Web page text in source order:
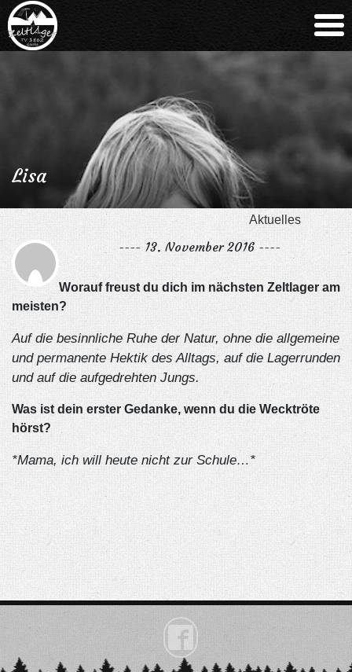
Lisa
Aktuelles
---- 13. November 2016 ----
Worauf freust du dich im nächsten Zeltlager am
meisten?
Auf die besinnliche Ruhe der Natur, ohne die allgemeine
und permanente Hektik des Alltags, auf die Lagerrunden
und auf die aufgedrehten Jungs.
Was ist dein erster Gedanke, wenn du die Wecktröte
hörst?
*Mama, ich will heute nicht zur Schule…*
